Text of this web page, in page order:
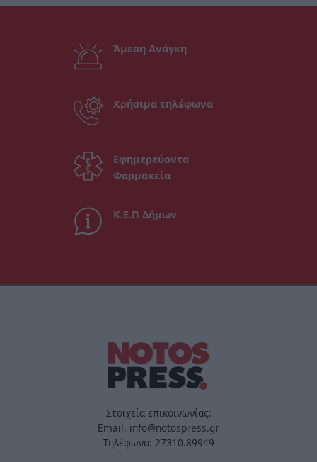
Άμεση Ανάγκη
Χρήσιμα τηλέφωνα
Εφημερεύοντα
Φαρμακεία
Κ.Ε.Π Δήμων
Στοιχεία επικοινωνίας:
Email. info@notospress.gr
Τηλέφωνο: 27310.89949